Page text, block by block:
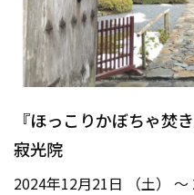
『ほっこりかぼちゃ焚
寂光院
2024年12月21日 （土） ～